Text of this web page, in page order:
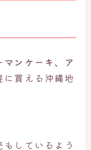
ンケーキ、ア
に買える沖縄地
しているよう